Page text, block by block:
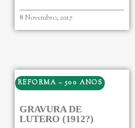
8 Novembro, 2017
REFORMA – 500 ANOS
GRAVURA DE
LUTERO (1912?)